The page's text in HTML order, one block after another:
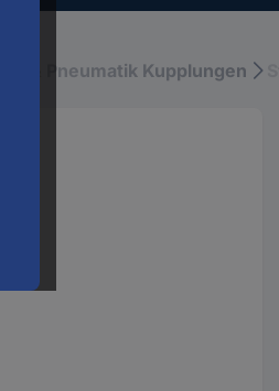
& Pneumatik Kupplungen